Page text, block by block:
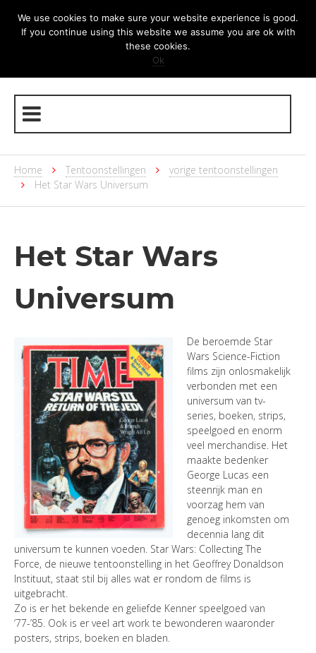
We use cookies to make sure your website experience is good.
If you continue using this website we assume you are ok with
these cookies.
Ok
Home Tentoonstellingen
vorige tentoonstellingen
Het Star Wars Universum
Het Star Wars
Universum
De beroemde Star
Wars Science-Fiction
films zijn onlosmakelijk
verbonden met een
universum van tv-
series, boeken, strips,
speelgoed en enorm
veel merchandise. Het
maakte bedenker
George Lucas een
steenrijk man en
voorzag hem van
genoeg inkomsten om
decennia lang dit
universum te kunnen voeden. Star Wars: Collecting The
Force, de nieuwe tentoonstelling in het Geoffrey Donaldson
Instituut, staat stil bij alles wat er rondom de films is
uitgebracht.
Zo is er het bekende en geliefde Kenner speelgoed van
‘77-’85. Ook is er veel art work te bewonderen waaronder
posters, strips, boeken en bladen.